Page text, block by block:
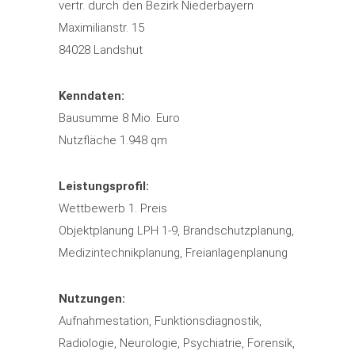
vertr. durch den Bezirk Niederbayern
Maximilianstr. 15
84028 Landshut
Kenndaten:
Bausumme 8 Mio. Euro
Nutzfläche 1.948 qm
Leistungsprofil:
Wettbewerb 1. Preis
Objektplanung LPH 1-9, Brandschutzplanung,
Medizintechnikplanung, Freianlagenplanung
Nutzungen:
Aufnahmestation, Funktionsdiagnostik,
Radiologie, Neurologie, Psychiatrie, Forensik,